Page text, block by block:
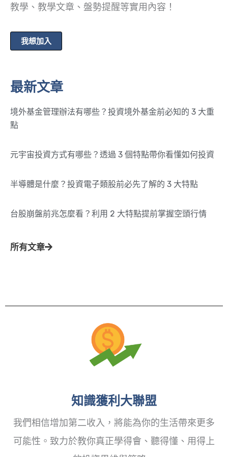
教學、教學文章、盤勢提醒等實用內容！
我想加入
最新文章
境外基金管理辦法有哪些？投資境外基金前必知的 3 大重
點
元宇宙投資方式有哪些？透過 3 個特點帶你看懂如何投資
半導體是什麼？投資電子類股前必先了解的 3 大特點
台股崩盤前兆怎麼看？利用 2 大特點提前掌握空頭行情
所有文章
知識獲利大聯盟
我們相信增加第二收入，將能為你的生活帶來更多
可能性。致力於教你真正學得會、聽得懂、用得上